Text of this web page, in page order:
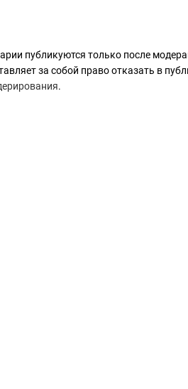
публикуются только после
за собой право отказать в
.